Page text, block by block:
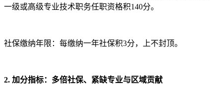
一级或高级专业技术职务任职资格积140分。
社保缴纳年限：每缴纳一年社保积3分，上不封顶。
2. 加分指标：多倍社保、紧缺专业与区域贡献